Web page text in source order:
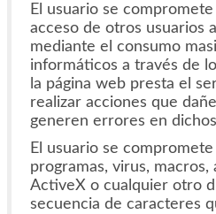
El usuario se
acceso de otros usuarios
mediante el consumo
informáticos a través de
la página web presta el
realizar acciones que
generen errores en
El usuario se
programas, virus, macros,
ActiveX o cualquier otro
secuencia de caracteres